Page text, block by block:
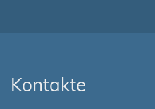
Kontakte